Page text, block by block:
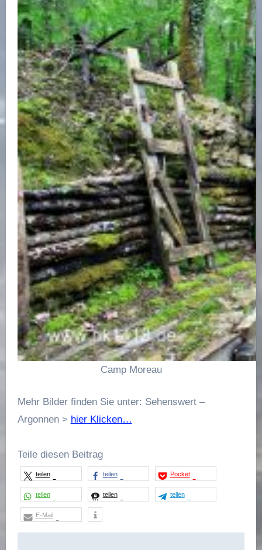
Camp Moreau
Mehr Bilder finden Sie unter: Sehenswert –
Argonnen > hier Klicken…
Teile diesen Beitrag
teilen teilen Pocket
teilen teilen teilen
E-Mail